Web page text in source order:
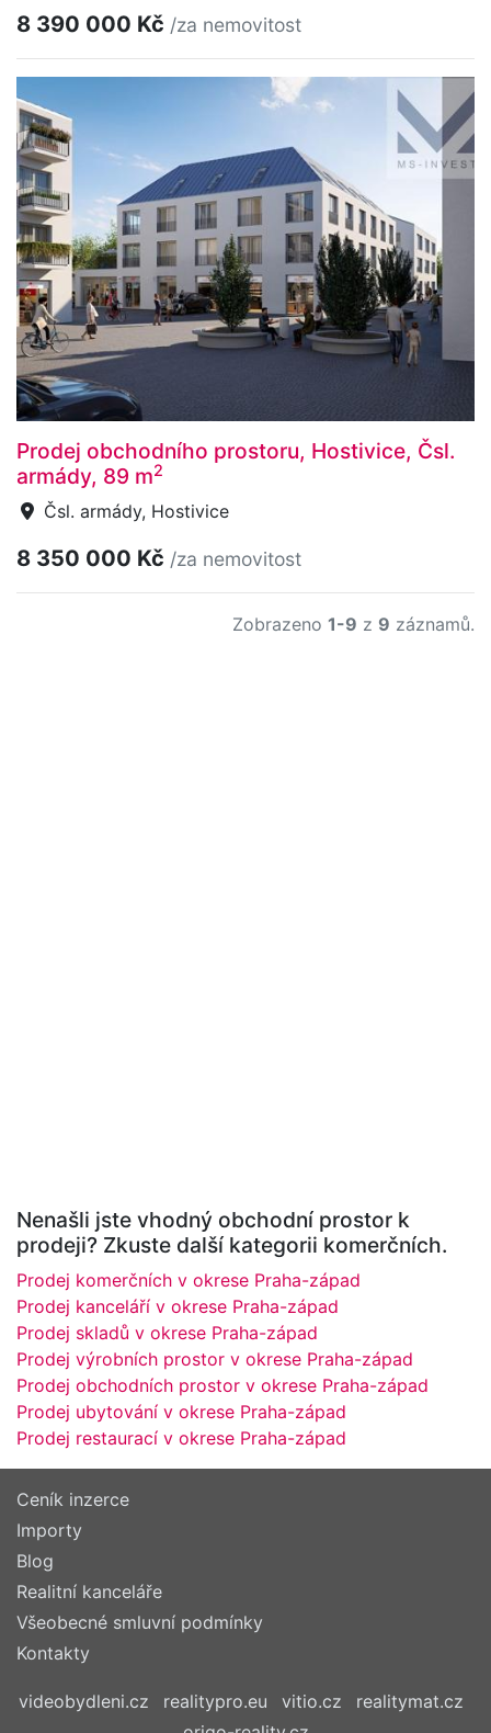
8 390 000 Kč /za nemovitost
Prodej obchodního prostoru, Hostivice, Čsl.
armády, 89 m2
Čsl. armády, Hostivice
8 350 000 Kč /za nemovitost
Zobrazeno 1-9 z 9 záznamů.
Nenašli jste vhodný obchodní prostor k
prodeji? Zkuste další kategorii komerčních.
Prodej komerčních v okrese Praha-západ
Prodej kanceláří v okrese Praha-západ
Prodej skladů v okrese Praha-západ
Prodej výrobních prostor v okrese Praha-západ
Prodej obchodních prostor v okrese Praha-západ
Prodej ubytování v okrese Praha-západ
Prodej restaurací v okrese Praha-západ
Ceník inzerce
Importy
Blog
Realitní kanceláře
Všeobecné smluvní podmínky
Kontakty
videobydleni.cz realitypro.eu vitio.cz
realitymat.cz